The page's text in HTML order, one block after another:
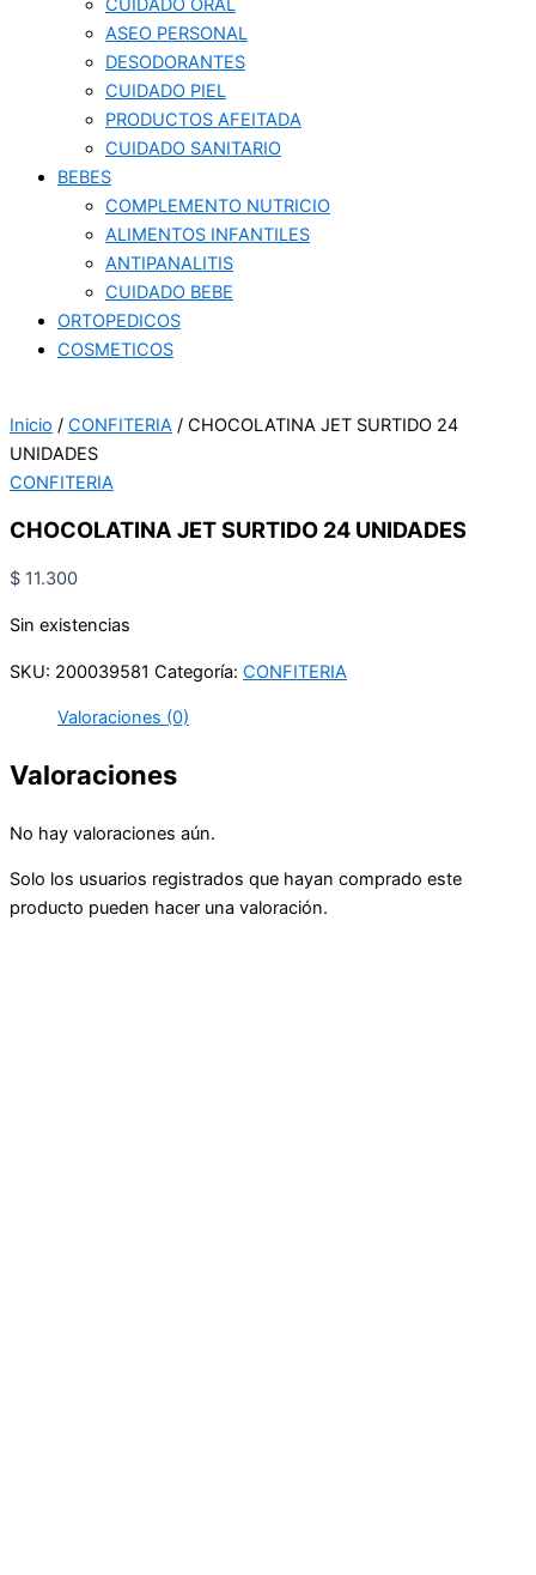
CUIDADO ORAL
ASEO PERSONAL
DESODORANTES
CUIDADO PIEL
PRODUCTOS AFEITADA
CUIDADO SANITARIO
BEBES
COMPLEMENTO NUTRICIO
ALIMENTOS INFANTILES
ANTIPANALITIS
CUIDADO BEBE
ORTOPEDICOS
COSMETICOS
Inicio / CONFITERIA / CHOCOLATINA JET SURTIDO 24
UNIDADES
CONFITERIA
CHOCOLATINA JET SURTIDO 24 UNIDADES
$ 11.300
Sin existencias
SKU: 200039581 Categoría: CONFITERIA
Valoraciones (0)
Valoraciones
No hay valoraciones aún.
Solo los usuarios registrados que hayan comprado este
producto pueden hacer una valoración.